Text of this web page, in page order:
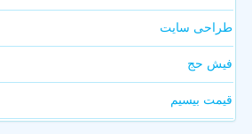
طراحی سایت
فیش حج
قیمت بیسیم